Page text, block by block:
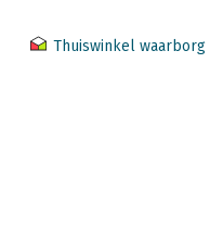
Thuiswinkel waarborg